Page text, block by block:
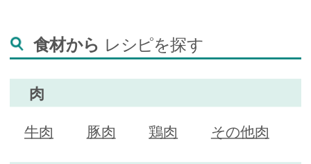
食材から レシピを探す
肉
牛肉 豚肉 鶏肉 その他肉